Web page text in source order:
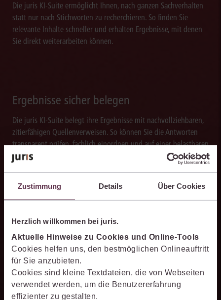
Zustimmung Details Über Cookies
Herzlich willkommen bei juris.
Aktuelle Hinweise zu Cookies und Online-Tools
Cookies helfen uns, den bestmöglichen Onlineauftritt
für Sie anzubieten.
Cookies sind kleine Textdateien, die von Webseiten
verwendet werden, um die Benutzererfahrung
effizienter zu gestalten.
Die juris KI-Suite ermöglicht Ihnen, nach ganzen Sachverhalten
statt nur nach Stichworten zu recherchieren. So finden Sie
relevante Inhalte schneller und erhalten Ergebnisse, mit denen
Sie direkt weiterarbeiten können.
Ergebnisse sicher belegen
Die juris KI-Suite belegt ihre Ergebnisse mit nachvollziehbaren,
zitierfähigen Quellenverweisen. So können Sie die Antworten
transparent prüfen, fachlich einordnen und auf einer belastbaren
Grundlage weiterverarbeiten.
Die juris KI-Suite beschleunigt die Analyse komplexer
juristischer Fragestellungen. Sie hilft dabei, Sachverhalte
einzuordnen, Zusammenhänge zu erkennen und belastbare
Ansatzpunkte für die weitere Bearbeitung zu gewinnen. Dabei
können Sie sich auf die Quellenqualität und die Aktualität des
juris Datenraums verlassen.